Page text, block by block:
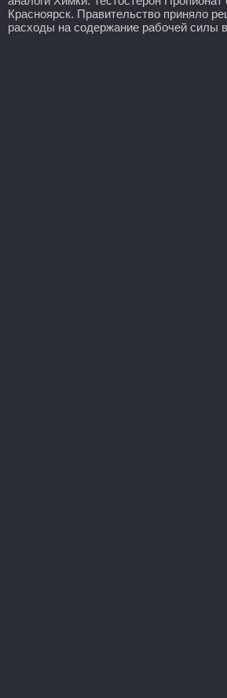
Красноярск. Правительство приняло
расходы на содержание рабочей силы